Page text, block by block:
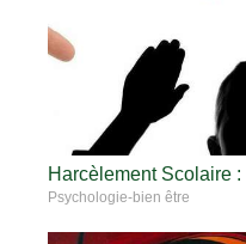
Harcèlement Scolaire
Psychologie-bien être